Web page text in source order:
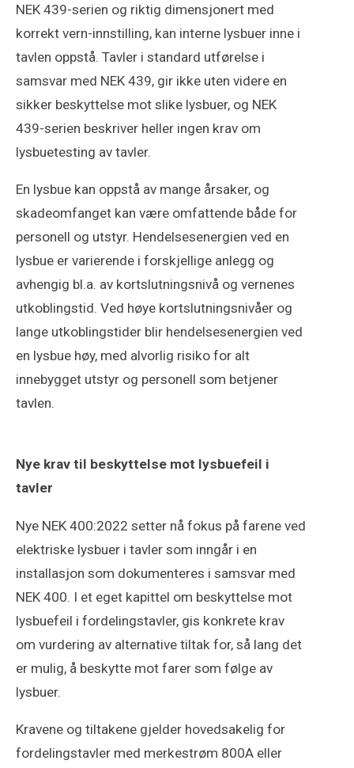
NEK 439-serien og riktig dimensjonert med
korrekt vern-innstilling, kan interne lysbuer inne i
tavlen oppstå. Tavler i standard utførelse i
samsvar med NEK 439, gir ikke uten videre en
sikker beskyttelse mot slike lysbuer, og NEK
439-serien beskriver heller ingen krav om
lysbuetesting av tavler.
En lysbue kan oppstå av mange årsaker, og
skadeomfanget kan være omfattende både for
personell og utstyr. Hendelsesenergien ved en
lysbue er varierende i forskjellige anlegg og
avhengig bl.a. av kortslutningsnivå og vernenes
utkoblingstid. Ved høye kortslutningsnivåer og
lange utkoblingstider blir hendelsesenergien ved
en lysbue høy, med alvorlig risiko for alt
innebygget utstyr og personell som betjener
tavlen.
Nye krav til beskyttelse mot lysbuefeil i
tavler
Nye NEK 400:2022 setter nå fokus på farene ved
elektriske lysbuer i tavler som inngår i en
installasjon som dokumenteres i samsvar med
NEK 400. I et eget kapittel om beskyttelse mot
lysbuefeil i fordelingstavler, gis konkrete krav
om vurdering av alternative tiltak for, så lang det
er mulig, å beskytte mot farer som følge av
lysbuer.
Kravene og tiltakene gjelder hovedsakelig for
fordelingstavler med merkestrøm 800A eller